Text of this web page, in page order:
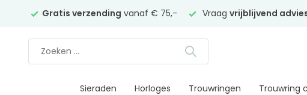
Gratis verzending vanaf € 75,- Vraag vrijblijvend
Sieraden Horloges Trouwringen Trouwring